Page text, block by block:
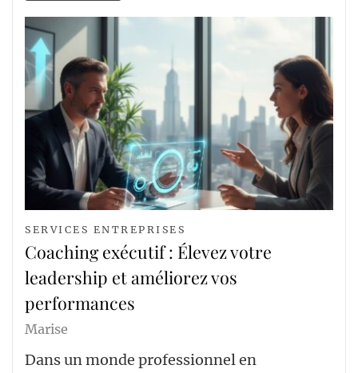
SERVICES ENTREPRISES
Coaching exécutif : Élevez votre
leadership et améliorez vos
performances
Marise
Dans un monde professionnel en